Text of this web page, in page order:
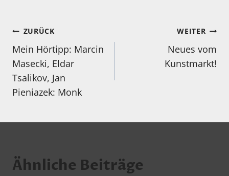
Beitragsnavigation
ZURÜCK
Mein Hörtipp: Marcin
Masecki, Eldar
Tsalikov, Jan
Pieniazek: Monk
WEITER
Neues vom
Kunstmarkt!
Ähnliche Beiträge